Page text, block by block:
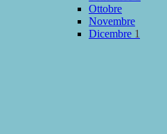
Ottobre
Novembre
Dicembre 1